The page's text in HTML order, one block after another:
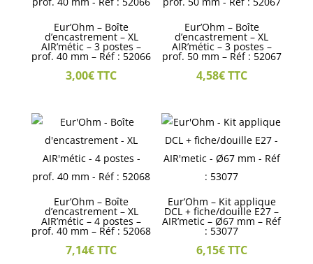
Eur’Ohm – Boîte
d’encastrement – XL
AIR’métic – 3 postes –
prof. 40 mm – Réf : 52066
3,00€TTC
Eur’Ohm – Boîte
d’encastrement – XL
AIR’métic – 3 postes –
prof. 50 mm – Réf : 52067
4,58€TTC
Eur’Ohm – Boîte
d’encastrement – XL
AIR’métic – 4 postes –
prof. 40 mm – Réf : 52068
7,14€TTC
Eur’Ohm – Kit applique
DCL + fiche/douille E27 –
AIR’metic – Ø67 mm – Réf
: 53077
6,15€TTC